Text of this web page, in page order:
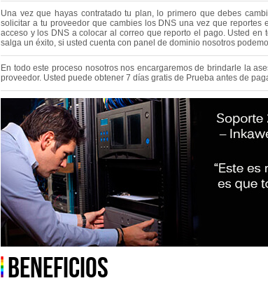
Una vez que hayas contratado tu plan, lo primero que debes
solicitar a tu proveedor que cambies los DNS una vez que
acceso y los DNS a colocar al correo que reporto el pago. Usted
salga un éxito, si usted cuenta con panel de dominio nosotros
En todo este proceso nosotros nos encargaremos de brindarle la
proveedor. Usted puede obtener 7 días gratis de Prueba antes de
Beneficios